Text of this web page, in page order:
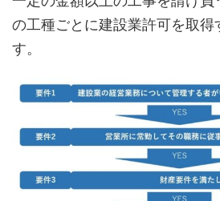
の工種ごとに建設業許可を取得
す。